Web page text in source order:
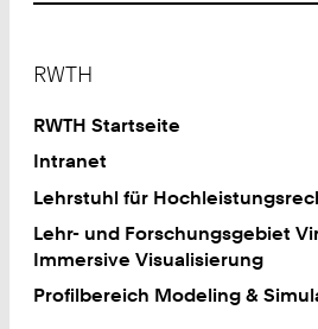
RWTH
RWTH Startseite
Intranet
Lehrstuhl für
Lehr- und Forschungsgebiet
Immersive Visualisierung
Profilbereich Modeling &